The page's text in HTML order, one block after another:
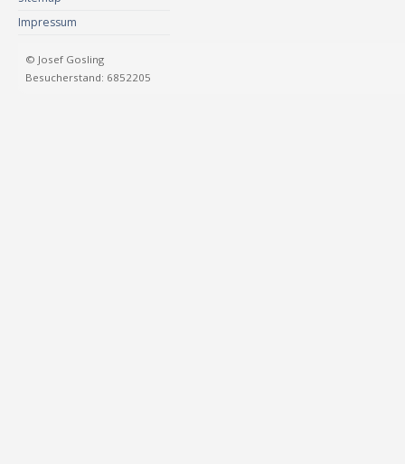
Impressum
© Josef Gosling
Besucherstand: 6852205